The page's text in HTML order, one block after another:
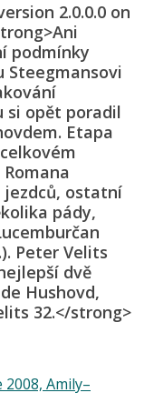
2.0.0.0 on
podmínky
Steegmansovi
si opět poradil
Etapa
jezdců, ostatní
pády,
Peter Velits
dvě
Hushovd,
32.</strong>